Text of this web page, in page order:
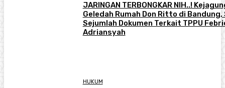
JARINGAN TERBONGKAR NIH..!
Geledah Rumah Don Ritto di Bandung,
Sejumlah Dokumen Terkait TPPU
Adriansyah
HUKUM